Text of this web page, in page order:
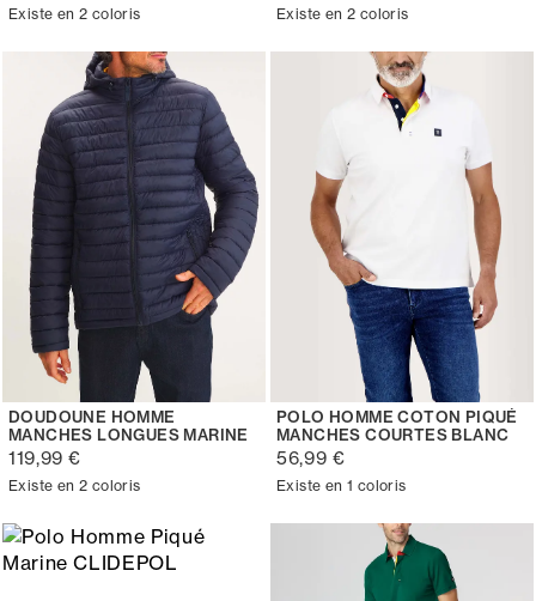
Existe en 2 coloris Existe en 2 coloris
DOUDOUNE HOMME
MANCHES LONGUES MARINE
119,99 €
Existe en 2 coloris
POLO HOMME COTON PIQUÉ
MANCHES COURTES BLANC
56,99 €
Existe en 1 coloris